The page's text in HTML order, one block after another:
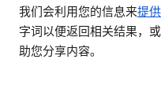
我们会利用您的信息来提
字词以便返回相关结果，
助您分享内容。